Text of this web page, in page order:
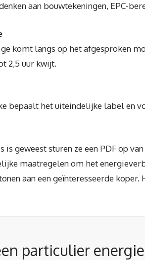
aan bouwtekeningen, EPC-
komt langs op het afgesproken
2,5 uur kwijt.
bepaalt het uiteindelijke label en
is geweest sturen ze een PDF op
maatregelen om het
aan een geïnteresseerde
particulier